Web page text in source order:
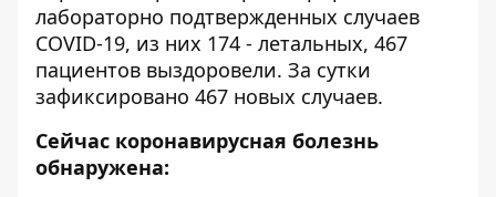
лабораторно подтвержденных случаев
COVID-19, из них 174 - летальных, 467
пациентов выздоровели. За сутки
зафиксировано 467 новых случаев.
Сейчас коронавирусная болезнь
обнаружена: